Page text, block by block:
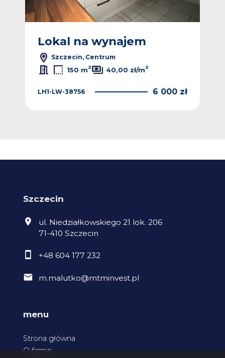
Lokal na wynajem
Szczecin, Centrum
150 m2 40,00 zł/m2
LH1-LW-38756 6 000 zł
Szczecin
ul. Niedziałkowskiego 21 lok. 206
71-410 Szczecin
+48 604 177 232
m.malutko@mtminvest.pl
menu
Strona główna
O firmie